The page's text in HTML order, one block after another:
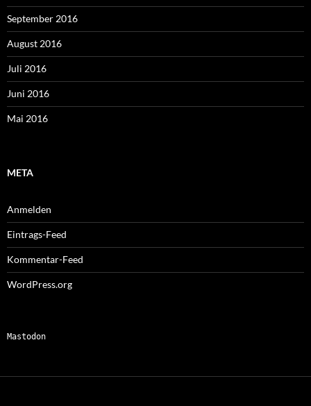
September 2016
August 2016
Juli 2016
Juni 2016
Mai 2016
META
Anmelden
Eintrags-Feed
Kommentar-Feed
WordPress.org
Mastodon